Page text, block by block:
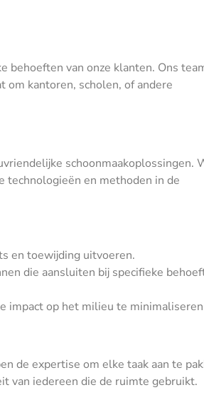
behoeften van onze klanten. Ons
om kantoren, scholen, of andere
schoonmaakoplossingen.
technologieën en methoden in de
en toewijding uitvoeren.
die aansluiten bij specifieke
impact op het milieu te
de expertise om elke taak aan te
van iedereen die de ruimte gebruikt.